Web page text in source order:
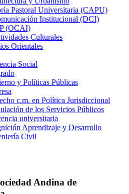
Pastoral Universitaria (CAPU)
Institucional (DCI)
(OCAI)
Culturales
Orientales
Social
y Políticas Públicas
c.m. en Política Jurisdiccional
de los Servicios Públicos
universitaria
Aprendizaje y Desarrollo
Civil
Andina de